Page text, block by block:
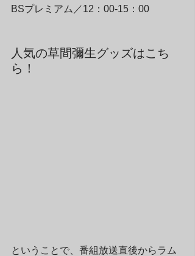
BSプレミアム／12：00-15：00
人気の草間彌生グッズはこち
ら！
ということで、番組放送直後からラム